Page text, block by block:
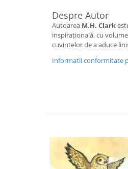
Despre Autor
Autoarea M.H. Clark
inspirațională, cu
cuvintelor de a aduce
Informatii conformitate